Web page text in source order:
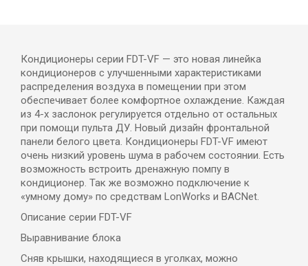
Кондиционеры серии FDT-VF — это новая линейка
кондиционеров с улучшенными характеристиками
распределения воздуха в помещении при этом
обеспечивает более комфортное охлаждение. Каждая
из 4-х заслонок регулируется отдельно от остальных
при помощи пульта ДУ. Новый дизайн фронтальной
панели белого цвета. Кондиционеры FDT-VF имеют
очень низкий уровень шума в рабочем состоянии. Есть
возможность встроить дренажную помпу в
кондиционер. Так же возможно подключение к
«умному дому» по средствам LonWorks и BACNet.
Описание серии FDT-VF
Выравнивание блока
Сняв крышки, находящиеся в уголках, можно